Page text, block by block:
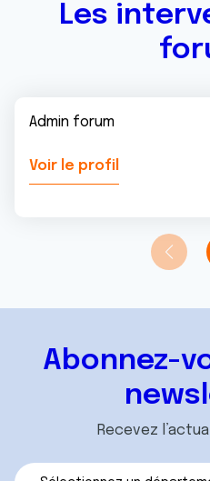
Les
Admin forum
Voir le profil
Abonnez-
Recevez